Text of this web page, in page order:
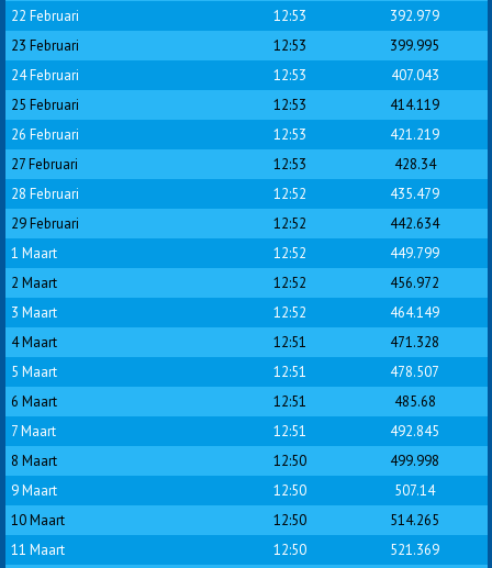
22 Februari 12:53
392.979
23 Februari
12:53
399.995
24 Februari
12:53
407.043
25 Februari
12:53
414.119
26 Februari
12:53
421.219
27 Februari
12:53
428.34
28 Februari
12:52
435.479
29 Februari
12:52
442.634
1 Maart
12:52
449.799
2 Maart
12:52
456.972
3 Maart
12:52
464.149
4 Maart
12:51
471.328
5 Maart
12:51
478.507
6 Maart
12:51
485.68
7 Maart
12:51
492.845
8 Maart
12:50
499.998
9 Maart
12:50
507.14
10 Maart
12:50
514.265
11 Maart
12:50
521.369